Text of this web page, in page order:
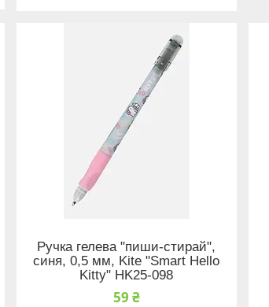
Ручка гелева "пиши-стирай",
синя, 0,5 мм, Kite "Smart Hello
Kitty" HK25-098
59 ₴